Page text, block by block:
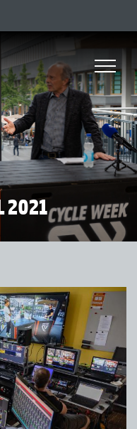
2021